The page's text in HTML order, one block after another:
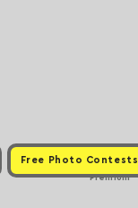
Free Photo Contests
Premium